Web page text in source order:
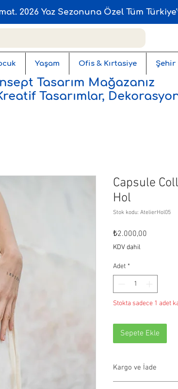
2026 Yaz Sezonuna Özel Tüm
Yaşam Ofis & Kırtasiye Şehir
Tasarım Mağazanız
Tasarımlar,
Capsule
Hol
Stok kodu: AtelierHol05
₺2.000,00
KDV dahil
Adet *
Stokta sadece 1 adet
Sepete Ekle
Kargo ve İade